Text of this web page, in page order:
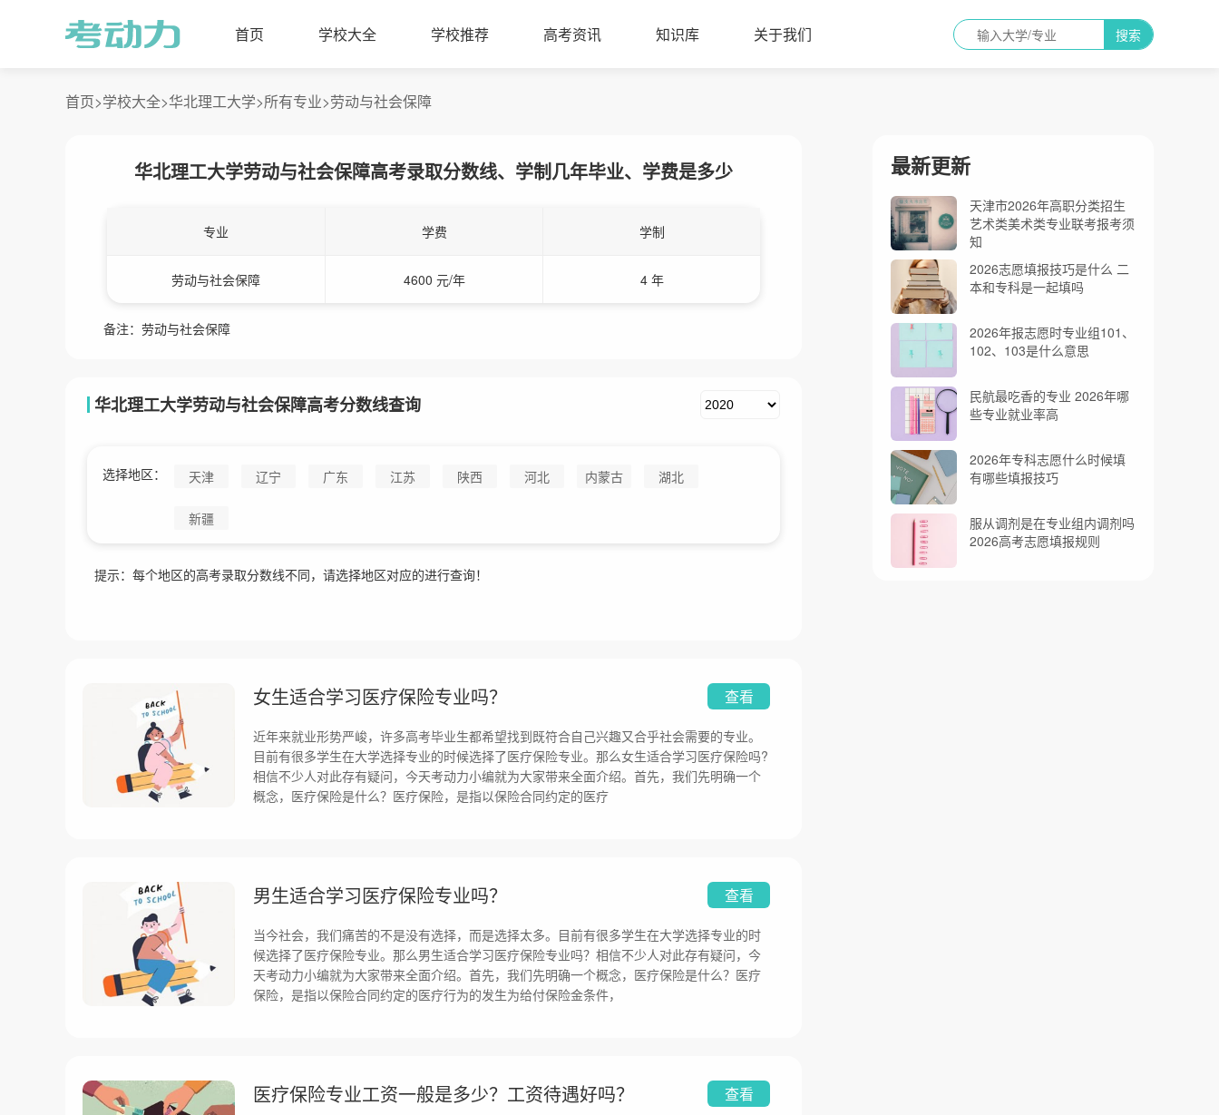
首页 学校大全 学校推荐 高考资讯 知识库 关于我们 搜索
首页>学校大全>华北理工大学>所有专业>劳动与社会保障
华北理工大学劳动与社会保障高考录取分数线、学制几年毕业、学费是多少
专业 学费 学制
劳动与社会保障 4600 元/年 4 年
备注：劳动与社会保障
华北理工大学劳动与社会保障高考分数线查询
选择地区： 天津 辽宁 广东 江苏 陕西 河北 内蒙古 湖北
新疆
提示：每个地区的高考录取分数线不同，请选择地区对应的进行查询！
女生适合学习医疗保险专业吗？ 查看
近年来就业形势严峻，许多高考毕业生都希望找到既符合自己兴趣又合乎社会需要的专业。
目前有很多学生在大学选择专业的时候选择了医疗保险专业。那么女生适合学习医疗保险吗?
相信不少人对此存有疑问，今天考动力小编就为大家带来全面介绍。首先，我们先明确一个
概念，医疗保险是什么？医疗保险，是指以保险合同约定的医疗
男生适合学习医疗保险专业吗？ 查看
当今社会，我们痛苦的不是没有选择，而是选择太多。目前有很多学生在大学选择专业的时
候选择了医疗保险专业。那么男生适合学习医疗保险专业吗？相信不少人对此存有疑问，今
天考动力小编就为大家带来全面介绍。首先，我们先明确一个概念，医疗保险是什么？医疗
保险，是指以保险合同约定的医疗行为的发生为给付保险金条件，
医疗保险专业工资一般是多少？工资待遇好吗？ 查看
最新更新
天津市2026年高职分类招生
艺术类美术类专业联考报考须
知
2026志愿填报技巧是什么 二
本和专科是一起填吗
2026年报志愿时专业组101、
102、103是什么意思
民航最吃香的专业 2026年哪
些专业就业率高
2026年专科志愿什么时候填
有哪些填报技巧
服从调剂是在专业组内调剂吗
2026高考志愿填报规则